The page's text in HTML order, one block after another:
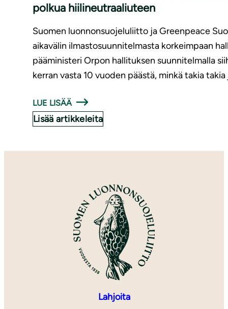
polkua hiilineutraaliuteen
Suomen luonnonsuojeluliitto ja Greenpeace
aikavälin ilmastosuunnitelmasta korkeimpaan
pääministeri Orpon hallituksen suunnitelmalla
kerran vasta 10 vuoden päästä, minkä takia
LUE LISÄÄ
Lisää artikkeleita
Lahjoita